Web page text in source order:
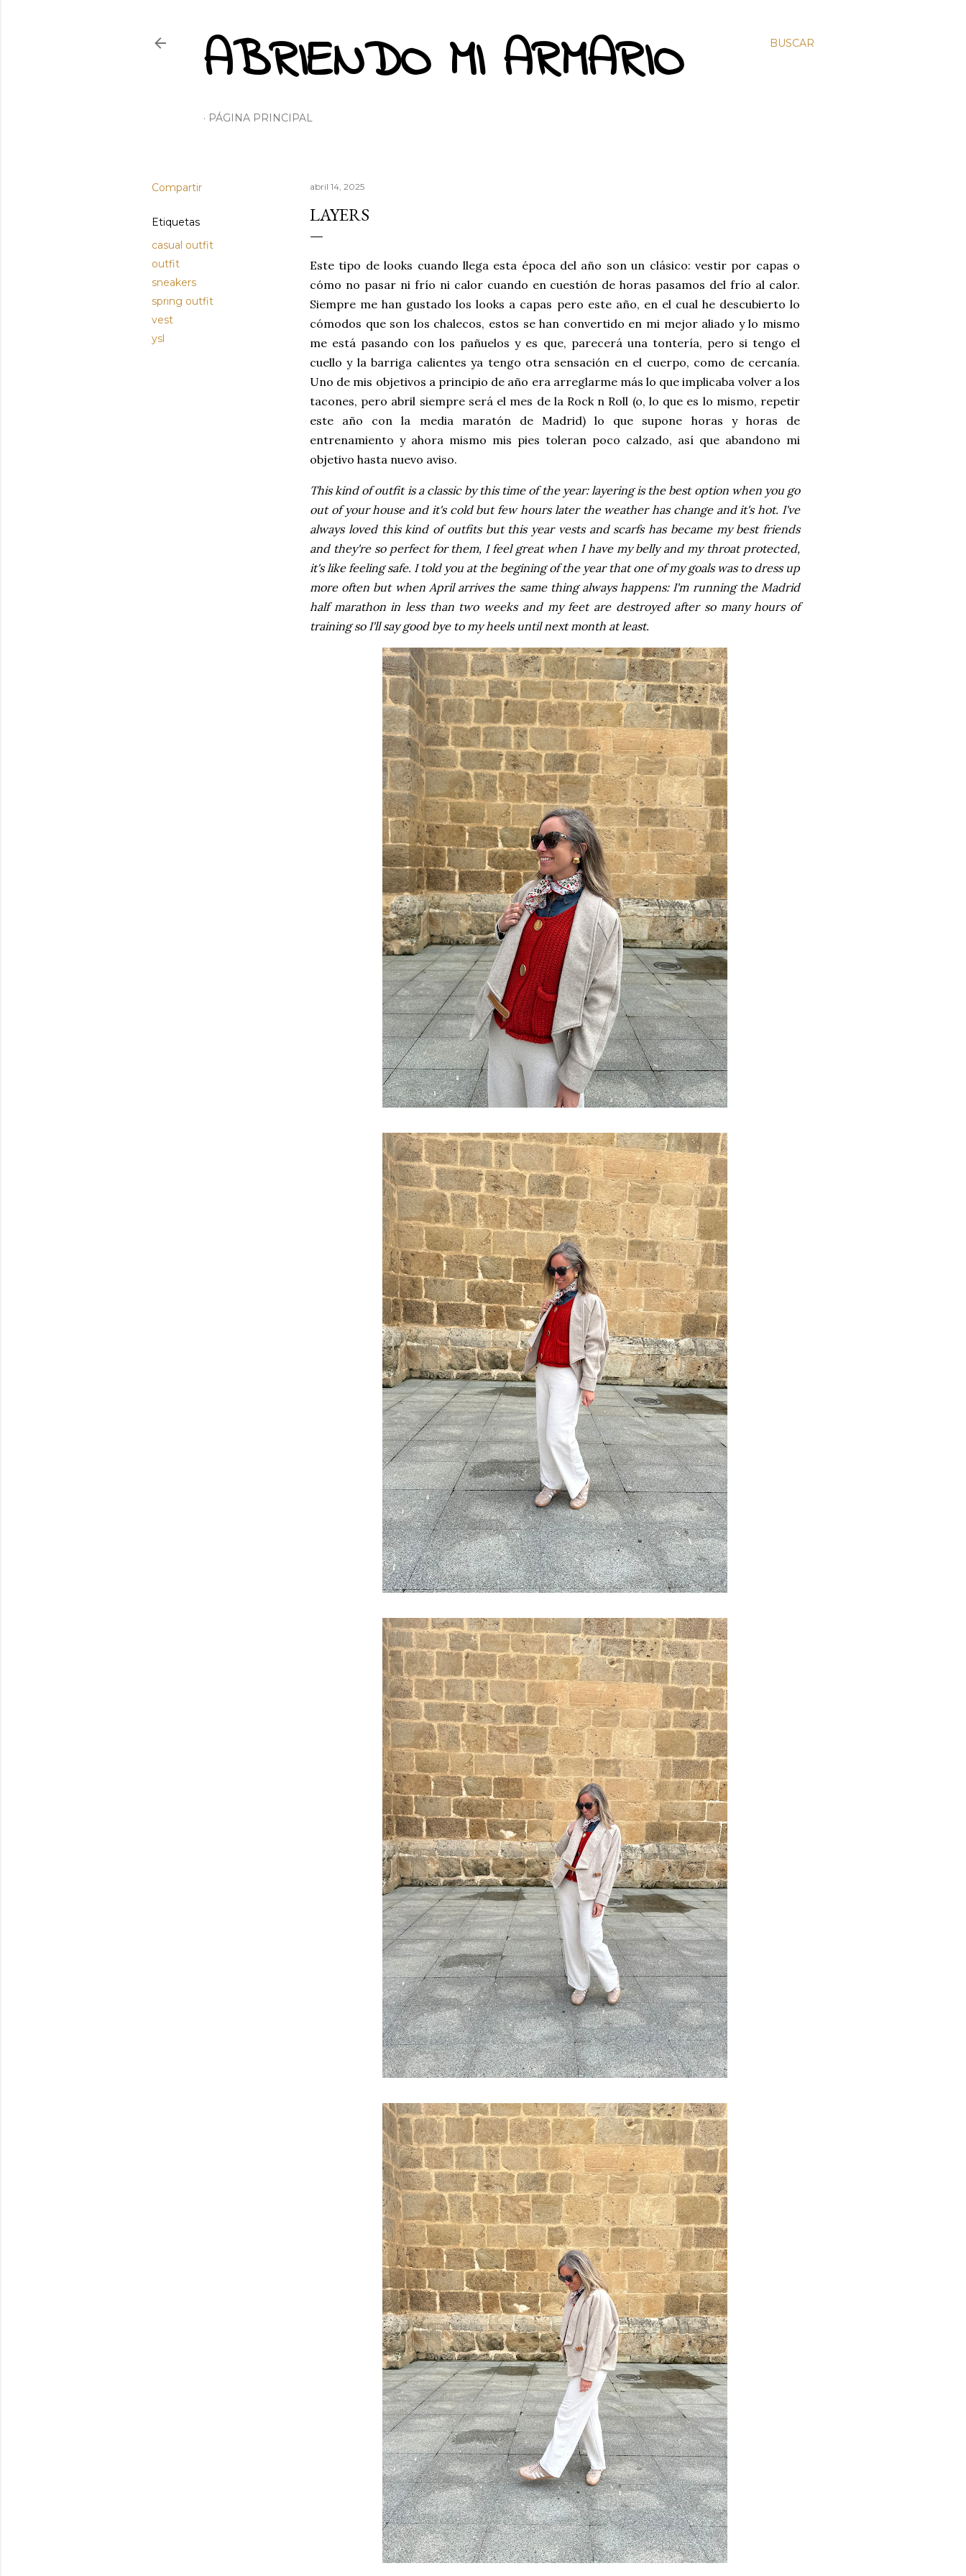
BUSCAR
ABRIENDO MI ARMARIO
PÁGINA PRINCIPAL
Compartir
Etiquetas
casual outfit
outfit
sneakers
spring outfit
vest
ysl
abril 14, 2025
LAYERS
Este tipo de looks cuando llega esta época del año son un clásico: vestir por capas o
cómo no pasar ni frío ni calor cuando en cuestión de horas pasamos del frío al calor.
Siempre me han gustado los looks a capas pero este año, en el cual he descubierto lo
cómodos que son los chalecos, estos se han convertido en mi mejor aliado y lo mismo
me está pasando con los pañuelos y es que, parecerá una tontería, pero si tengo el
cuello y la barriga calientes ya tengo otra sensación en el cuerpo, como de cercanía.
Uno de mis objetivos a principio de año era arreglarme más lo que implicaba volver a los
tacones, pero abril siempre será el mes de la Rock n Roll (o, lo que es lo mismo, repetir
este año con la media maratón de Madrid) lo que supone horas y horas de
entrenamiento y ahora mismo mis pies toleran poco calzado, así que abandono mi
objetivo hasta nuevo aviso.
This kind of outfit is a classic by this time of the year: layering is the best option when you go
out of your house and it's cold but few hours later the weather has change and it's hot. I've
always loved this kind of outfits but this year vests and scarfs has became my best friends
and they're so perfect for them, I feel great when I have my belly and my throat protected,
it's like feeling safe. I told you at the begining of the year that one of my goals was to dress up
more often but when April arrives the same thing always happens: I'm running the Madrid
half marathon in less than two weeks and my feet are destroyed after so many hours of
training so I'll say good bye to my heels until next month at least.